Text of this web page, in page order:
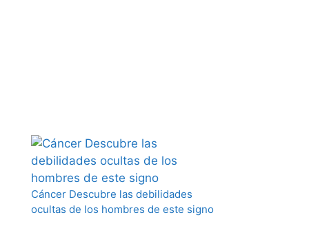
Cáncer Descubre las debilidades
ocultas de los hombres de este signo